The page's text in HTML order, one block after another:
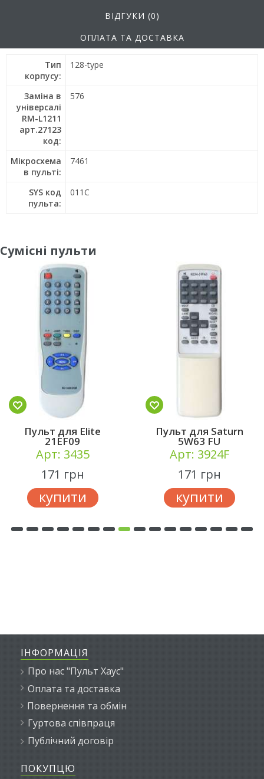
ВІДГУКИ (0)
ОПЛАТА ТА ДОСТАВКА
Тип
корпусу:
128-type
Заміна в
універсалі
RM-L1211
арт.27123
код:
576
Мікросхема
в пульті:
7461
SYS код
пульта:
011C
Сумісні пульти
Пульт для Elite
21EF09
Арт: 3435
171 грн
купити
Пульт для Saturn
5W63 FU
Арт: 3924F
171 грн
купити
ІНФОРМАЦІЯ
Про нас "Пульт Хаус"
Оплата та доставка
Повернення та обмін
Гуртова співпраця
Публічний договір
ПОКУПЦЮ